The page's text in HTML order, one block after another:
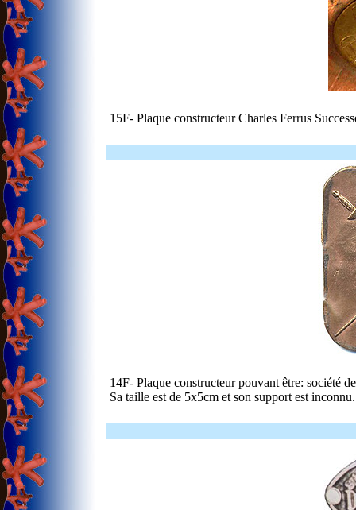
15F- Plaque constructeur Charles Ferrus
14F- Plaque constructeur pouvant être: société
Sa taille est de 5x5cm et son support est